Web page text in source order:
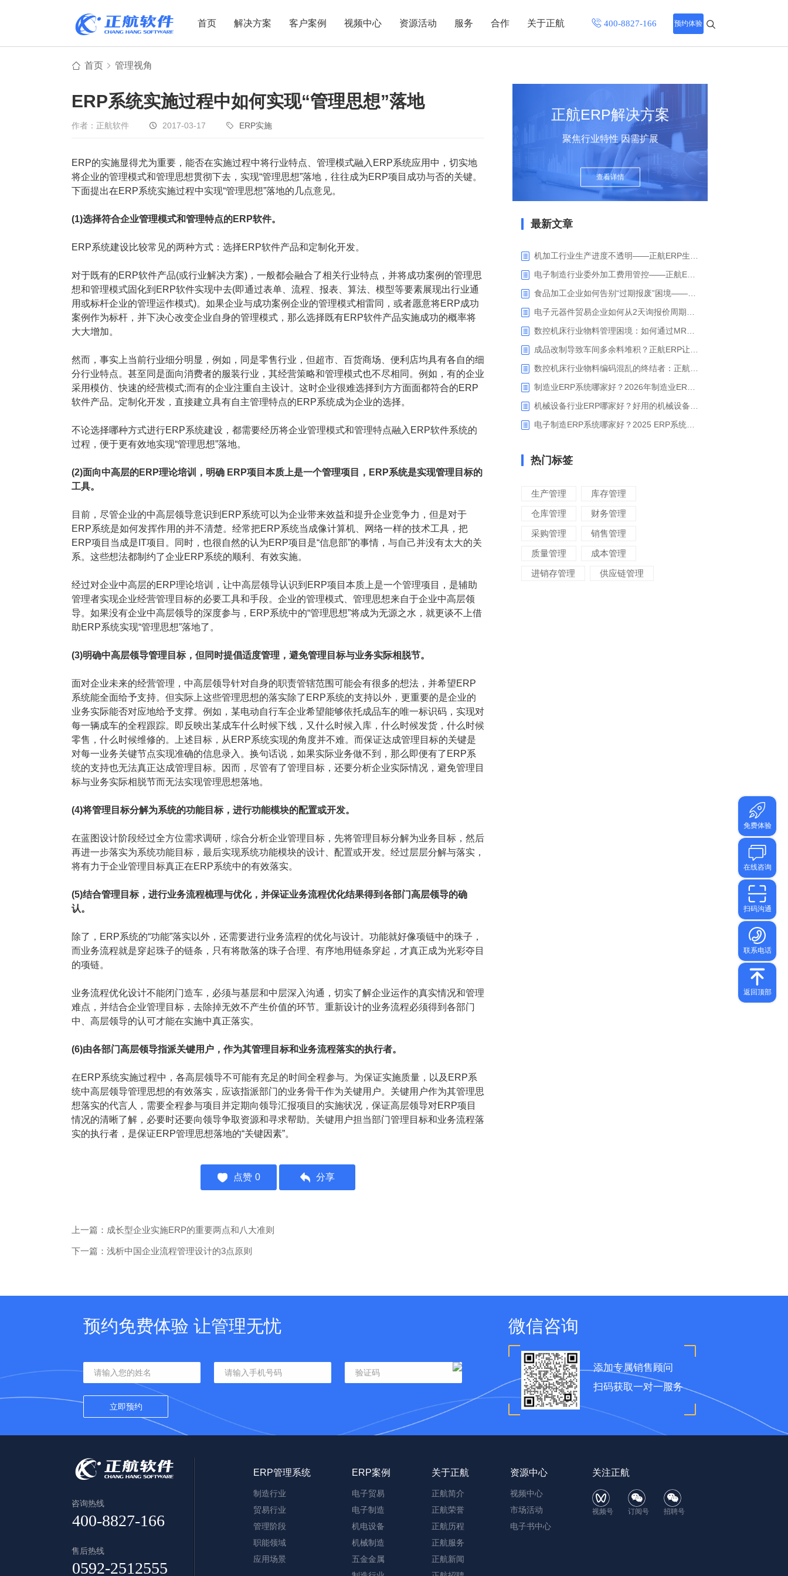
首页 解决方案
设备制造
非标自动化
电子制造
装备制造
五金行业
PCB行业
智能制造
查看更多>
电子贸易
元器件贸易
大宗贸易
IC贸易行业
批发类销售
工贸一体型
工业设备贸易
查看更多>
生产管理
销售管理
成本核算
研发管理
进销存管理
查看更多>
APS排程
移动报工
智能物流
替代料管理
查看更多>
客户案例
机电设备 家用电器 电子制造
机械制造
视频中心 资源活动
市场活动
服务 合作 关于正航
联系正航
网站导航
预约体验
首页 管理视角
ERP系统实施过程中如何实现“管理思想”落地
作者：正航软件 2017-03-17 ERP实施
ERP的实施显得尤为重要，能否在实施过程中将行业特点、管理模式融入ERP系统应用中，切实地
将企业的管理模式和管理思想贯彻下去，实现“管理思想”落地，往往成为ERP项目成功与否的关键。
下面提出在ERP系统实施过程中实现“管理思想”落地的几点意见。
(1)选择符合企业管理模式和管理特点的ERP软件。
ERP系统建设比较常见的两种方式：选择ERP软件产品和定制化开发。
对于既有的ERP软件产品(或行业解决方案)，一般都会融合了相关行业特点，并将成功案例的管理思
想和管理模式固化到ERP软件实现中去(即通过表单、流程、报表、算法、模型等要素展现出行业通
用或标杆企业的管理运作模式)。如果企业与成功案例企业的管理模式相雷同，或者愿意将ERP成功
案例作为标杆，并下决心改变企业自身的管理模式，那么选择既有ERP软件产品实施成功的概率将
大大增加。
然而，事实上当前行业细分明显，例如，同是零售行业，但超市、百货商场、便利店均具有各自的细
分行业特点。甚至同是面向消费者的服装行业，其经营策略和管理模式也不尽相同。例如，有的企业
采用模仿、快速的经营模式;而有的企业注重自主设计。这时企业很难选择到方方面面都符合的ERP
软件产品。定制化开发，直接建立具有自主管理特点的ERP系统成为企业的选择。
不论选择哪种方式进行ERP系统建设，都需要经历将企业管理模式和管理特点融入ERP软件系统的
过程，便于更有效地实现“管理思想”落地。
(2)面向中高层的ERP理论培训，明确 ERP项目本质上是一个管理项目，ERP系统是实现管理目标的
工具。
目前，尽管企业的中高层领导意识到ERP系统可以为企业带来效益和提升企业竞争力，但是对于
ERP系统是如何发挥作用的并不清楚。经常把ERP系统当成像计算机、网络一样的技术工具，把
ERP项目当成是IT项目。同时，也很自然的认为ERP项目是“信息部”的事情，与自己并没有太大的关
系。这些想法都制约了企业ERP系统的顺利、有效实施。
经过对企业中高层的ERP理论培训，让中高层领导认识到ERP项目本质上是一个管理项目，是辅助
管理者实现企业经营管理目标的必要工具和手段。企业的管理模式、管理思想来自于企业中高层领
导。如果没有企业中高层领导的深度参与，ERP系统中的“管理思想”将成为无源之水，就更谈不上借
助ERP系统实现“管理思想”落地了。
(3)明确中高层领导管理目标，但同时提倡适度管理，避免管理目标与业务实际相脱节。
面对企业未来的经营管理，中高层领导针对自身的职责管辖范围可能会有很多的想法，并希望ERP
系统能全面给予支持。但实际上这些管理思想的落实除了ERP系统的支持以外，更重要的是企业的
业务实际能否对应地给予支撑。例如，某电动自行车企业希望能够依托成品车的唯一标识码，实现对
每一辆成车的全程跟踪。即反映出某成车什么时候下线，又什么时候入库，什么时候发货，什么时候
零售，什么时候维修的。上述目标，从ERP系统实现的角度并不难。而保证达成管理目标的关键是
对每一业务关键节点实现准确的信息录入。换句话说，如果实际业务做不到，那么即便有了ERP系
统的支持也无法真正达成管理目标。因而，尽管有了管理目标，还要分析企业实际情况，避免管理目
标与业务实际相脱节而无法实现管理思想落地。
(4)将管理目标分解为系统的功能目标，进行功能模块的配置或开发。
在蓝图设计阶段经过全方位需求调研，综合分析企业管理目标，先将管理目标分解为业务目标，然后
再进一步落实为系统功能目标，最后实现系统功能模块的设计、配置或开发。经过层层分解与落实，
将有力于企业管理目标真正在ERP系统中的有效落实。
(5)结合管理目标，进行业务流程梳理与优化，并保证业务流程优化结果得到各部门高层领导的确
认。
除了，ERP系统的“功能”落实以外，还需要进行业务流程的优化与设计。功能就好像项链中的珠子，
而业务流程就是穿起珠子的链条，只有将散落的珠子合理、有序地用链条穿起，才真正成为光彩夺目
的项链。
业务流程优化设计不能闭门造车，必须与基层和中层深入沟通，切实了解企业运作的真实情况和管理
难点，并结合企业管理目标，去除掉无效不产生价值的环节。重新设计的业务流程必须得到各部门
中、高层领导的认可才能在实施中真正落实。
(6)由各部门高层领导指派关键用户，作为其管理目标和业务流程落实的执行者。
在ERP系统实施过程中，各高层领导不可能有充足的时间全程参与。为保证实施质量，以及ERP系
统中高层领导管理思想的有效落实，应该指派部门的业务骨干作为关键用户。关键用户作为其管理思
想落实的代言人，需要全程参与项目并定期向领导汇报项目的实施状况，保证高层领导对ERP项目
情况的清晰了解，必要时还要向领导争取资源和寻求帮助。关键用户担当部门管理目标和业务流程落
实的执行者，是保证ERP管理思想落地的“关键因素”。
点赞 0 分享
上一篇：成长型企业实施ERP的重要两点和八大准则
下一篇：浅析中国企业流程管理设计的3点原则
正航ERP解决方案
聚焦行业特性 因需扩展
查看详情
最新文章
热门标签
生产管理
库存管理
仓库管理
财务管理
采购管理
销售管理
质量管理
成本管理
进销存管理
供应链管理
预约免费体验 让管理无忧 微信咨询
添加专属销售顾问
扫码获取一对一服务
咨询热线
售后热线
ERP管理系统
制造行业
贸易行业
管理阶段
职能领域
应用场景
ERP案例
电子贸易
电子制造
机电设备
机械制造
五金金属
关于正航
正航简介
正航荣誉
正航历程
正航服务
正航新闻
资源中心
视频中心
市场活动
电子书中心
关注正航
视频号 订阅号 招聘号